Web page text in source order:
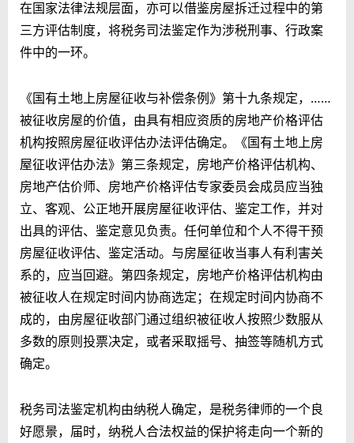
在国家法律法规层面，亦可以借鉴房屋拆迁过程中的第
三方评估制度，将税务司法鉴定作为涉税刑事、行政案
件中的一环。
《国有土地上房屋征收与补偿条例》第十九条规定，……
被征收房屋的价值，由具有相应资质的房地产价格评估
机构按照房屋征收评估办法评估确定。《国有土地上房
屋征收评估办法》第三条规定，房地产价格评估机构、
房地产估价师、房地产价格评估专家委员会成员应当独
立、客观、公正地开展房屋征收评估、鉴定工作，并对
出具的评估、鉴定意见负责。任何单位和个人不得干预
房屋征收评估、鉴定活动。与房屋征收当事人有利害关
系的，应当回避。第四条规定，房地产价格评估机构由
被征收人在规定时间内协商选定；在规定时间内协商不
成的，由房屋征收部门通过组织被征收人按照少数服从
多数的原则投票决定，或者采取摇号、抽签等随机方式
确定。
税务司法鉴定机构由纳税人确定，是税务律师的一个良
好愿景，届时，纳税人合法权益的保护将走向一个新的